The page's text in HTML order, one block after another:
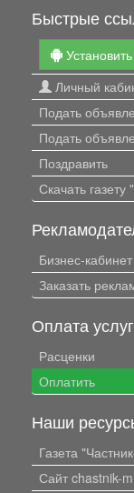
Быстрые
Личный
Подать
Подать
Поздравить
Скачать
Бизнес-кабинет
Заказать
Оплата
Расценки
Оплатить
Наши
Газета
Сайт chastnik-